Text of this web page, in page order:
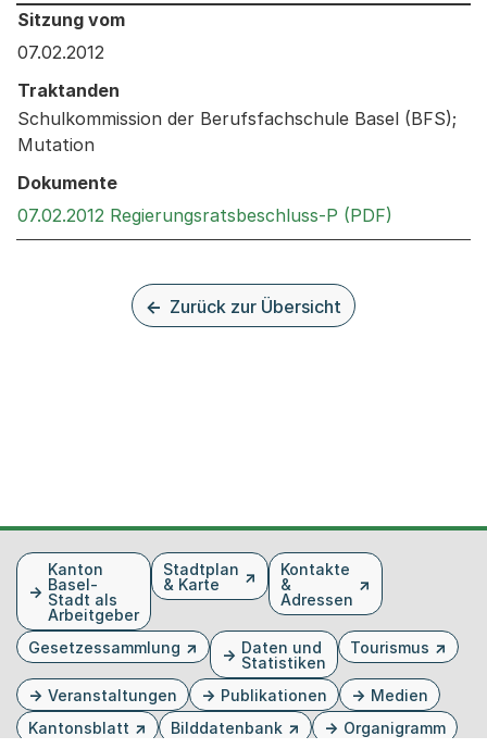
Behandelt an den folgenden Sitzungen: Informationen
Sitzung vom
07.02.2012
Traktanden
Schulkommission der Berufsfachschule Basel (BFS);
Mutation
Dokumente
07.02.2012 Regierungsratsbeschluss-P (PDF)
Zurück zur Übersicht
FusszeileKanton
Basel-
Stadt als
Arbeitgeber
Stadtplan
& Karte
Kontakte
&
Adressen
Gesetzessammlung
Daten und
Statistiken
Tourismus
Veranstaltungen Publikationen
Medien
Kantonsblatt
Bilddatenbank Organigramm